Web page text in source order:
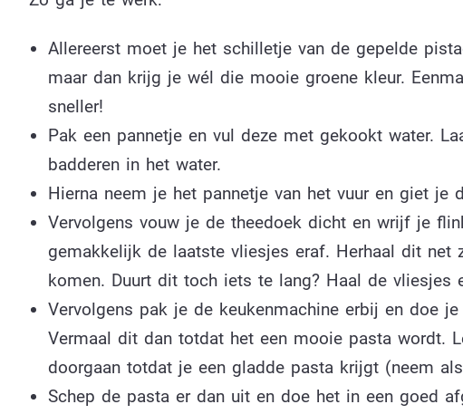
Allereerst moet je het schilletje van de gepelde
maar dan krijg je wél die mooie groene kleur.
sneller!
Pak een pannetje en vul deze met gekookt water.
badderen in het water.
Hierna neem je het pannetje van het vuur en giet je
Vervolgens vouw je de theedoek dicht en wrijf je
gemakkelijk de laatste vliesjes eraf. Herhaal dit
komen. Duurt dit toch iets te lang? Haal de vliesjes
Vervolgens pak je de keukenmachine erbij en doe
Vermaal dit dan totdat het een mooie pasta wordt.
doorgaan totdat je een gladde pasta krijgt (neem
Schep de pasta er dan uit en doe het in een goed